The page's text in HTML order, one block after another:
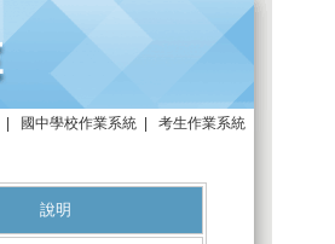
國中學校作業系統 考生作業系統
說明